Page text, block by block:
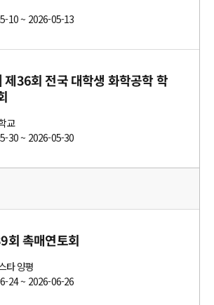
10 ~ 2026-05-13
36회 전국 대학생 화학공학 학
교
30 ~ 2026-05-30
회 촉매연토회
타 양평
24 ~ 2026-06-26